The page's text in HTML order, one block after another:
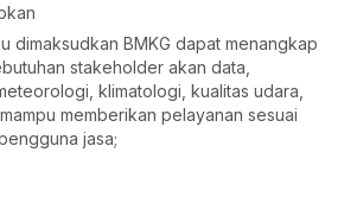
dimaksudkan BMKG dapat menangkap
stakeholder akan data,
klimatologi, kualitas udara,
memberikan pelayanan sesuai
jasa;